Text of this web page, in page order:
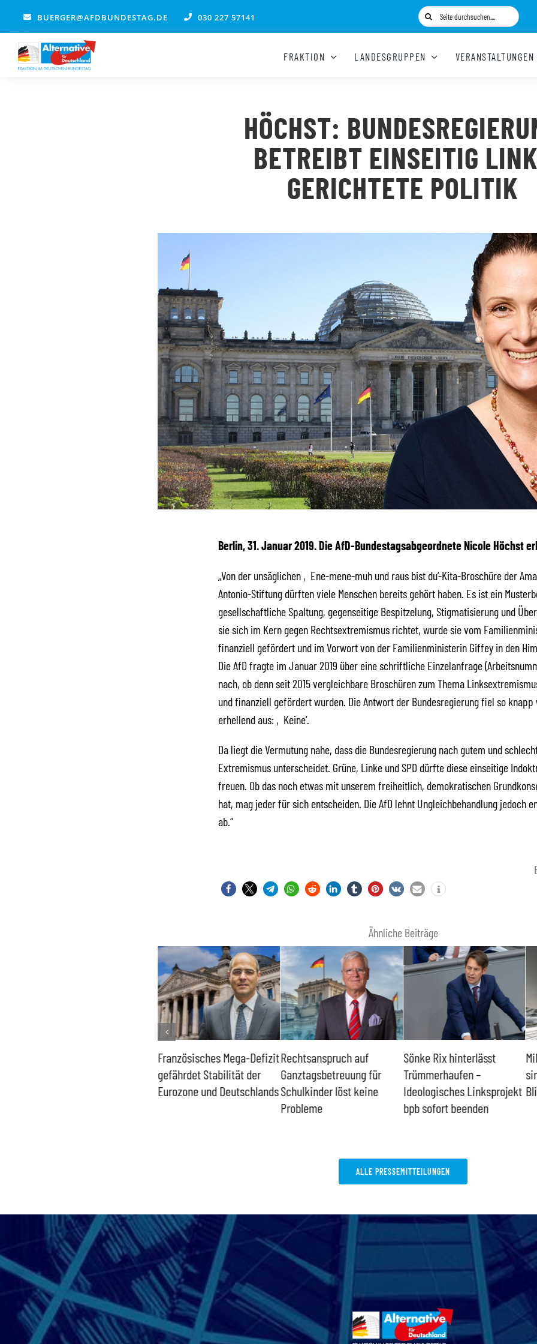
springen
BUERGER@AFDBUNDESTAG.DE 030 227 57141
Suche
nach:
FRAKTION LANDESGRUPPEN VERANSTALTUNGEN
HÖCHST:
BETREIBT EINSEITIG
GERICHTETE POLITIK
Berlin, 31. Januar 2019. Die AfD-Bundestagsabgeordnete Nicole Höchst
„Von der unsäglichen ‚Ene-mene-muh und raus bist du‘-Kita-Broschüre der
Antonio-Stiftung dürften viele Menschen bereits gehört haben. Es ist ein
gesellschaftliche Spaltung, gegenseitige Bespitzelung, Stigmatisierung und
sie sich im Kern gegen Rechtsextremismus richtet, wurde sie vom
finanziell gefördert und im Vorwort von der Familienministerin Giffey in den
Die AfD fragte im Januar 2019 über eine schriftliche Einzelanfrage
nach, ob denn seit 2015 vergleichbare Broschüren zum Thema
und finanziell gefördert wurden. Die Antwort der Bundesregierung fiel so knapp
erhellend aus: ‚Keine‘.
Da liegt die Vermutung nahe, dass die Bundesregierung nach gutem und
Extremismus unterscheidet. Grüne, Linke und SPD dürfte diese einseitige
freuen. Ob das noch etwas mit unserem freiheitlich, demokratischen
hat, mag jeder für sich entscheiden. Die AfD lehnt Ungleichbehandlung jedoch
ab.“
Ähnliche Beiträge
Französisches Mega-Defizit
gefährdet Stabilität der
Eurozone und Deutschlands
Rechtsanspruch auf
Ganztagsbetreuung für
Schulkinder löst keine
Probleme
Sönke Rix hinterlässt
Trümmerhaufen –
Ideologisches Linksprojekt
bpb sofort beenden
ALLE PRESSEMITTEILUNGEN